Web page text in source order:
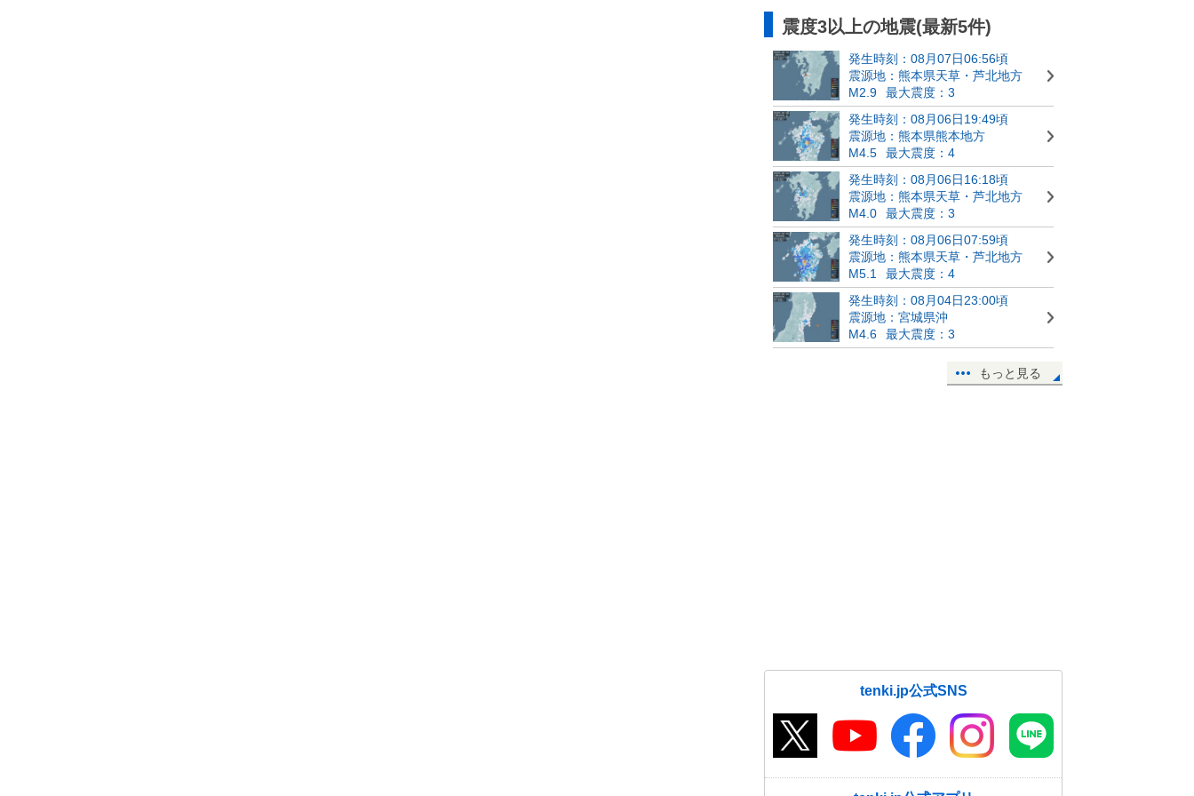
震度3以上の地震(最新5件)
発生時刻：08月07日06:56頃
震源地：熊本県天草・芦北地方
M2.9
最大震度：3
発生時刻：08月06日19:49頃
震源地：熊本県熊本地方
M4.5
最大震度：4
発生時刻：08月06日16:18頃
震源地：熊本県天草・芦北地方
M4.0
最大震度：3
発生時刻：08月06日07:59頃
震源地：熊本県天草・芦北地方
M5.1
最大震度：4
発生時刻：08月04日23:00頃
震源地：宮城県沖
M4.6
最大震度：3
もっと見る
tenki.jp公式SNS